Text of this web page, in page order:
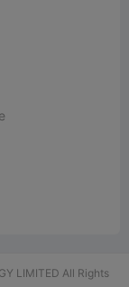
LIMITED All Rights